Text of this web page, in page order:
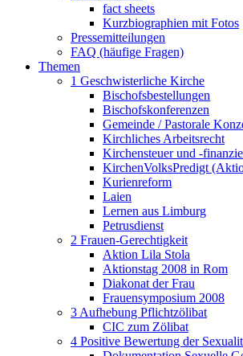
fact sheets
Kurzbiographien mit Fotos
Pressemitteilungen
FAQ (häufige Fragen)
Themen
1 Geschwisterliche Kirche
Bischofsbestellungen
Bischofskonferenzen
Gemeinde / Pastorale
Kirchliches Arbeitsrecht
Kirchensteuer und -
KirchenVolksPredigt
Kurienreform
Laien
Lernen aus Limburg
Petrusdienst
2 Frauen-Gerechtigkeit
Aktion Lila Stola
Aktionstag 2008 in Rom
Diakonat der Frau
Frauensymposium 2008
3 Aufhebung Pflichtzölibat
CIC zum Zölibat
4 Positive Bewertung der